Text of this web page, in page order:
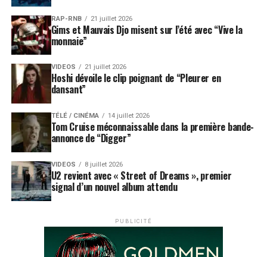
RAP-RNB 21 juillet 2026
Gims et Mauvais Djo misent sur l’été avec “Vive la
monnaie”
VIDEOS 21 juillet 2026
Hoshi dévoile le clip poignant de “Pleurer en
dansant”
TÉLÉ / CINÉMA 14 juillet 2026
Tom Cruise méconnaissable dans la première bande-
annonce de “Digger”
VIDEOS 8 juillet 2026
U2 revient avec « Street of Dreams », premier
signal d’un nouvel album attendu
PUBLICITÉ